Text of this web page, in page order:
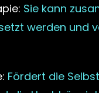
Sie kann
werden und
Fördert die